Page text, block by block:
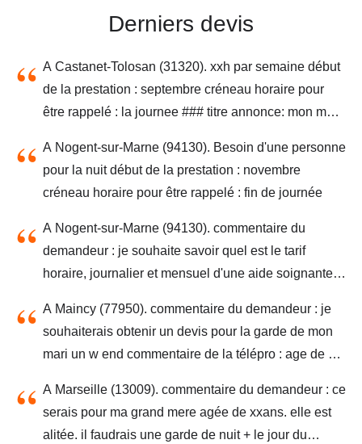
Derniers devis
A Castanet-Tolosan (31320). xxh par semaine début
de la prestation : septembre créneau horaire pour
être rappelé : la journee ### titre annonce: mon mari
maison et le laisser en toute confianc description: me
permettre de sortir de la maison et laisser mon mari
dans de bonnes confitions
A Nogent-sur-Marne (94130). Besoin d'une personne
pour la nuit début de la prestation : novembre
créneau horaire pour être rappelé : fin de journée
A Nogent-sur-Marne (94130). commentaire du
demandeur : je souhaite savoir quel est le tarif
horaire, journalier et mensuel d'une aide soignante
télépro : xxans aout je souhaite savoir quel est le tarif
horaire, journalier et mensuel d'une aide soignante
de nuit et de jour à domicile. le projet concerne : ->
une habitation existante -> résidence principale
masque de qualification : je souhaite savoir quel est
le tarif horaire, journalier et mensuel d'une aide...
A Maincy (77950). commentaire du demandeur : je
souhaiterais obtenir un devis pour la garde de mon
mari un w end commentaire de la télépro : age de xx
résidence principale
A Marseille (13009). commentaire du demandeur : ce
serais pour ma grand mere agée de xxans. elle est
alitée. il faudrais une garde de nuit + le jour du